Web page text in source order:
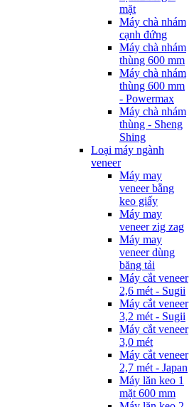
mặt
Máy chà nhám
cạnh đứng
Máy chà nhám
thùng 600 mm
Máy chà nhám
thùng 600 mm
- Powermax
Máy chà nhám
thùng - Sheng
Shing
Loại máy ngành
veneer
Máy may
veneer bằng
keo giấy
Máy may
veneer zig zag
Máy may
veneer dùng
băng tải
Máy cắt veneer
2,6 mét - Sugii
Máy cắt veneer
3,2 mét - Sugii
Máy cắt veneer
3,0 mét
Máy cắt veneer
2,7 mét - Japan
Máy lăn keo 1
mặt 600 mm